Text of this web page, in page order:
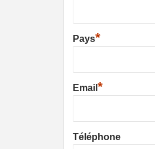
Pays*
Email *
Téléphone